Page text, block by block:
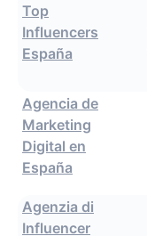
Top
Influencers
España
Agencia de
Marketing
Digital en
España
Agenzia di
Influencer